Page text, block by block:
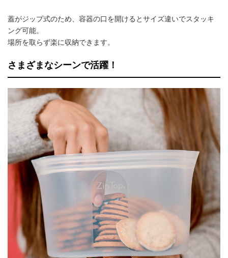
蓋がジップ式のため、容器の口を開けるとサイズ違いでスタッキ
ング可能。
場所を取らず楽に収納できます。
さまざまなシーンで活躍！